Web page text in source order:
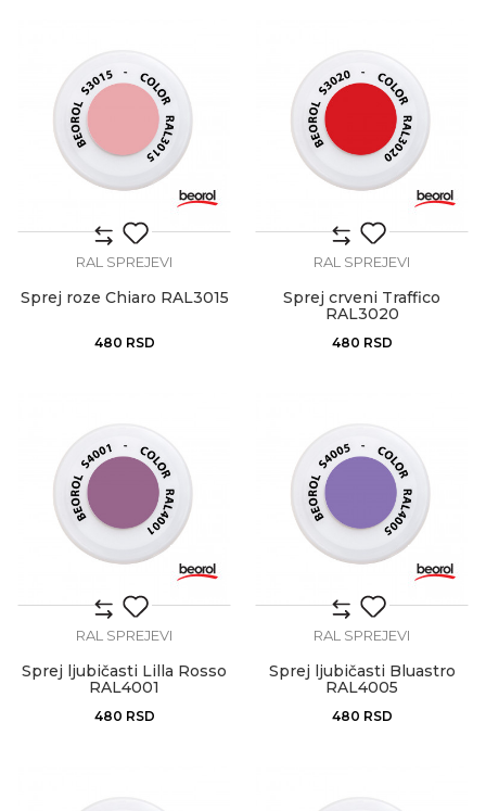
RAL SPREJEVI
Sprej roze Chiaro RAL3015
480 RSD
RAL SPREJEVI
Sprej crveni Traffico
RAL3020
480 RSD
RAL SPREJEVI
Sprej ljubičasti Lilla Rosso
RAL4001
480 RSD
RAL SPREJEVI
Sprej ljubičasti Bluastro
RAL4005
480 RSD